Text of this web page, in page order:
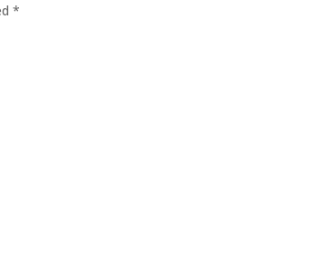
*